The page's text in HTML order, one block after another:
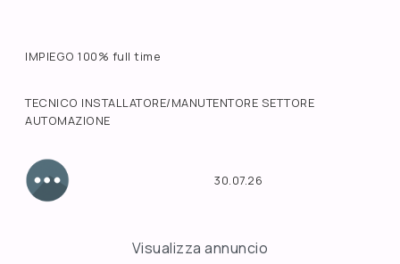
IMPIEGO 100% full time
TECNICO INSTALLATORE/MANUTENTORE SETTORE
AUTOMAZIONE
30.07.26
Visualizza annuncio